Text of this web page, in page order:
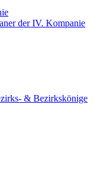
der IV. Kompanie
& Bezirkskönige